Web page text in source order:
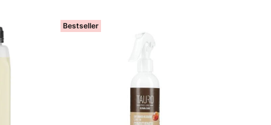
Bestseller